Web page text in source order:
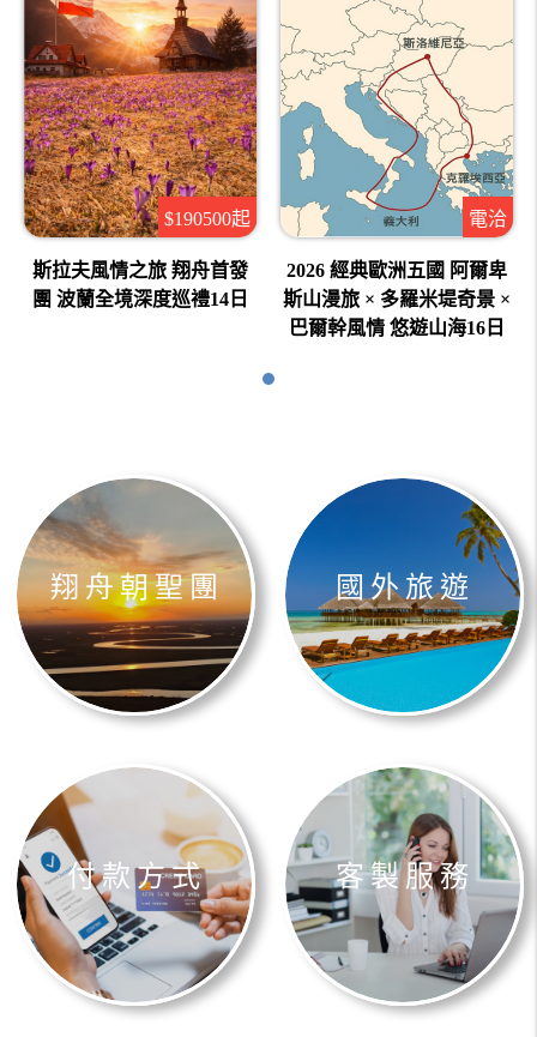
$190500起
斯拉夫風情之旅 翔舟首發
團 波蘭全境深度巡禮14日
電洽
2026 經典歐洲五國 阿爾卑
斯山漫旅 × 多羅米堤奇景 ×
巴爾幹風情 悠遊山海16日
翔舟朝聖團 國外旅遊
付款方式 客製服務
港澳大陸 東南亞